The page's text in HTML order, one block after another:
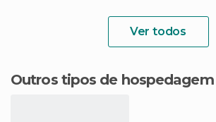
Ver todos
Outros tipos de hospedagem